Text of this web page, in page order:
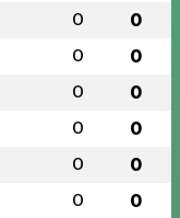
0 0
0 0
0 0
0 0
0 0
0 0